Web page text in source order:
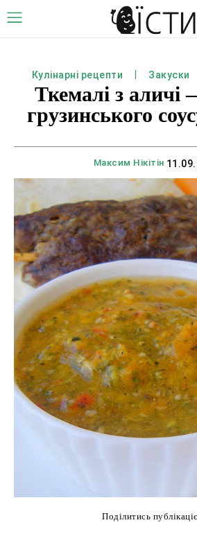
Кулінарні рецепти Закуски
Ткемалі з аличі
грузинського
Максим Нікітін
Поділитись